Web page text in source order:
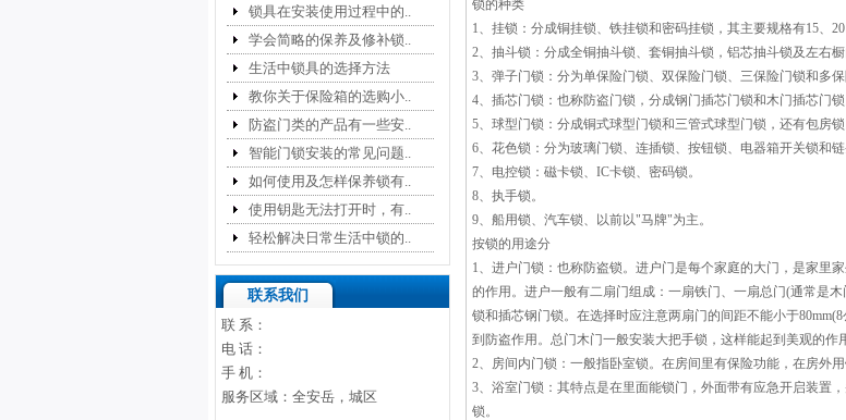
锁具在安装使用过程中的..
学会简略的保养及修补锁..
生活中锁具的选择方法
教你关于保险箱的选购小..
防盗门类的产品有一些安..
智能门锁安装的常见问题..
如何使用及怎样保养锁有..
使用钥匙无法打开时，有..
轻松解决日常生活中锁的..
联系我们
联 系：
电 话：
手 机：
服务区域：全安岳，城区
锁的种类
1、挂锁：分成铜挂锁、铁挂锁和密码挂锁，其主要规格有15、20
2、抽斗锁：分成全铜抽斗锁、套铜抽斗锁，铝芯抽斗锁及左右橱
3、弹子门锁：分为单保险门锁、双保险门锁、三保险门锁和多保
4、插芯门锁：也称防盗门锁，分成钢门插芯门锁和木门插芯门锁
5、球型门锁：分成铜式球型门锁和三管式球型门锁，还有包房锁
6、花色锁：分为玻璃门锁、连插锁、按钮锁、电器箱开关锁和链
7、电控锁：磁卡锁、IC卡锁、密码锁。
8、执手锁。
9、船用锁、汽车锁、以前以"马牌"为主。
按锁的用途分
1、进户门锁：也称防盗锁。进户门是每个家庭的大门，是家里
的作用。进户一般有二扇门组成：一扇铁门、一扇总门(通常是
锁和插芯钢门锁。在选择时应注意两扇门的间距不能小于
到防盗作用。总门木门一般安装大把手锁，这样能起到美观的作
2、房间内门锁：一般指卧室锁。在房间里有保险功能，在房外
3、浴室门锁：其特点是在里面能锁门，外面带有应急开启装置
锁。